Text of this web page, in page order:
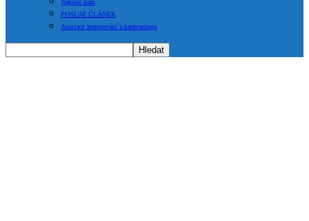
Napište nám
POSLAT ČLÁNEK
Asociace kempování a karavaningu